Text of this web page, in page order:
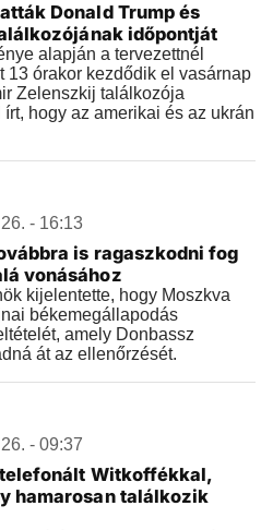
Donald Trump és
időpontját
alapján a tervezettnél
13 órakor kezdődik el vasárnap
Zelenszkij találkozója
hogy az amerikai és az ukrán
- 16:13
is ragaszkodni fog
vonásához
kijelentette, hogy Moszkva
békemegállapodás
amely Donbassz
át az ellenőrzését.
- 09:37
Witkoffékkal,
hamarosan találkozik